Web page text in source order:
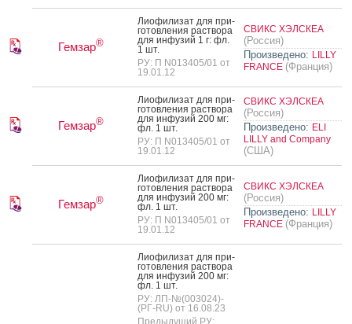
Гемзар®
Ли­офи­лизат для при­
готов­ле­ния рас­тво­ра
для ин­фу­зий 1 г: фл.
1 шт.
РУ: П N013405/01 от
19.01.12
СВИКС ХЭЛСКЕА
(Россия)
Произведено: LILLY
FRANCE (Франция)
Гемзар®
Ли­офи­лизат для при­
готов­ле­ния рас­тво­ра
для ин­фу­зий 200 мг:
фл. 1 шт.
РУ: П N013405/01 от
19.01.12
СВИКС ХЭЛСКЕА
(Россия)
Произведено: ELI
LILLY and Company
(США)
Гемзар®
Ли­офи­лизат для при­
готов­ле­ния рас­тво­ра
для ин­фу­зий 200 мг:
фл. 1 шт.
РУ: П N013405/01 от
19.01.12
СВИКС ХЭЛСКЕА
(Россия)
Произведено: LILLY
FRANCE (Франция)
Ли­офи­лизат для при­
готов­ле­ния рас­тво­ра
для ин­фу­зий 200 мг:
фл. 1 шт.
РУ: ЛП-№(003024)-
(РГ-RU) от 16.08.23
Предыдущий РУ: